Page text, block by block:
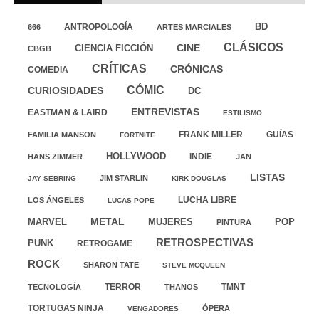
666 ANTROPOLOGÍA ARTES MARCIALES BD
CBGB CIENCIA FICCIÓN CINE CLÁSICOS
COMEDIA CRÍTICAS
CRÓNICAS
CURIOSIDADES
CÓMIC DC
EASTMAN & LAIRD ENTREVISTAS ESTILISMO
FAMILIA MANSON FORTNITE FRANK MILLER GUÍAS
HANS ZIMMER HOLLYWOOD INDIE JAN
JAY SEBRING JIM STARLIN KIRK DOUGLAS LISTAS
LOS ÁNGELES LUCAS POPE LUCHA LIBRE
MARVEL METAL MUJERES PINTURA POP
PUNK RETROGAME RETROSPECTIVAS
ROCK SHARON TATE STEVE MCQUEEN
TECNOLOGÍA TERROR THANOS TMNT
TORTUGAS NINJA VENGADORES ÓPERA